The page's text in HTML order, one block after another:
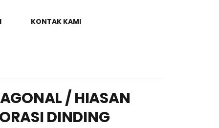
KONTAK KAMI
/ HIASAN
DINDING